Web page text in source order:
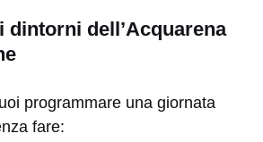
dintorni dell’Acquarena
programmare una giornata
fare: